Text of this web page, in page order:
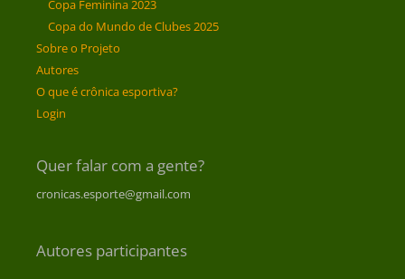
Copa Feminina 2023
Copa do Mundo de Clubes 2025
Sobre o Projeto
Autores
O que é crônica esportiva?
Login
Quer falar com a gente?
cronicas.esporte@gmail.com
Autores participantes